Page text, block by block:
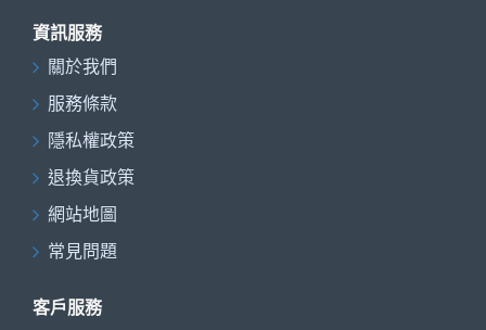
資訊服務
關於我們
服務條款
隱私權政策
退換貨政策
網站地圖
常見問題
客戶服務